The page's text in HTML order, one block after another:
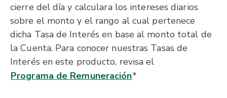
cierre del día y calculara los intereses diarios
sobre el monto y el rango al cual pertenece
dicha Tasa de Interés en base al monto total de
la Cuenta. Para conocer nuestras Tasas de
Interés en este producto, revisa el
Programa de Remuneración*